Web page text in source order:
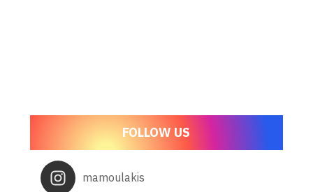
mamoulakis
FOLLOW US